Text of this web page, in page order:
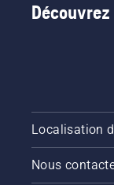
Localisation
Nous